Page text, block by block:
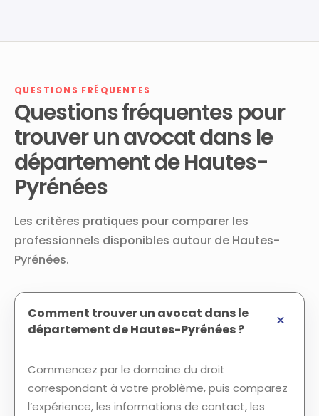
QUESTIONS FRÉQUENTES
Questions fréquentes pour
trouver un avocat dans le
département de Hautes-
Pyrénées
Les critères pratiques pour comparer les
professionnels disponibles autour de Hautes-
Pyrénées.
Comment trouver un avocat dans le
département de Hautes-Pyrénées ?
Commencez par le domaine du droit
correspondant à votre problème, puis comparez
l’expérience, les informations de contact, les